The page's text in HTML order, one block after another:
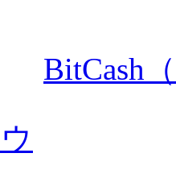
BitCash